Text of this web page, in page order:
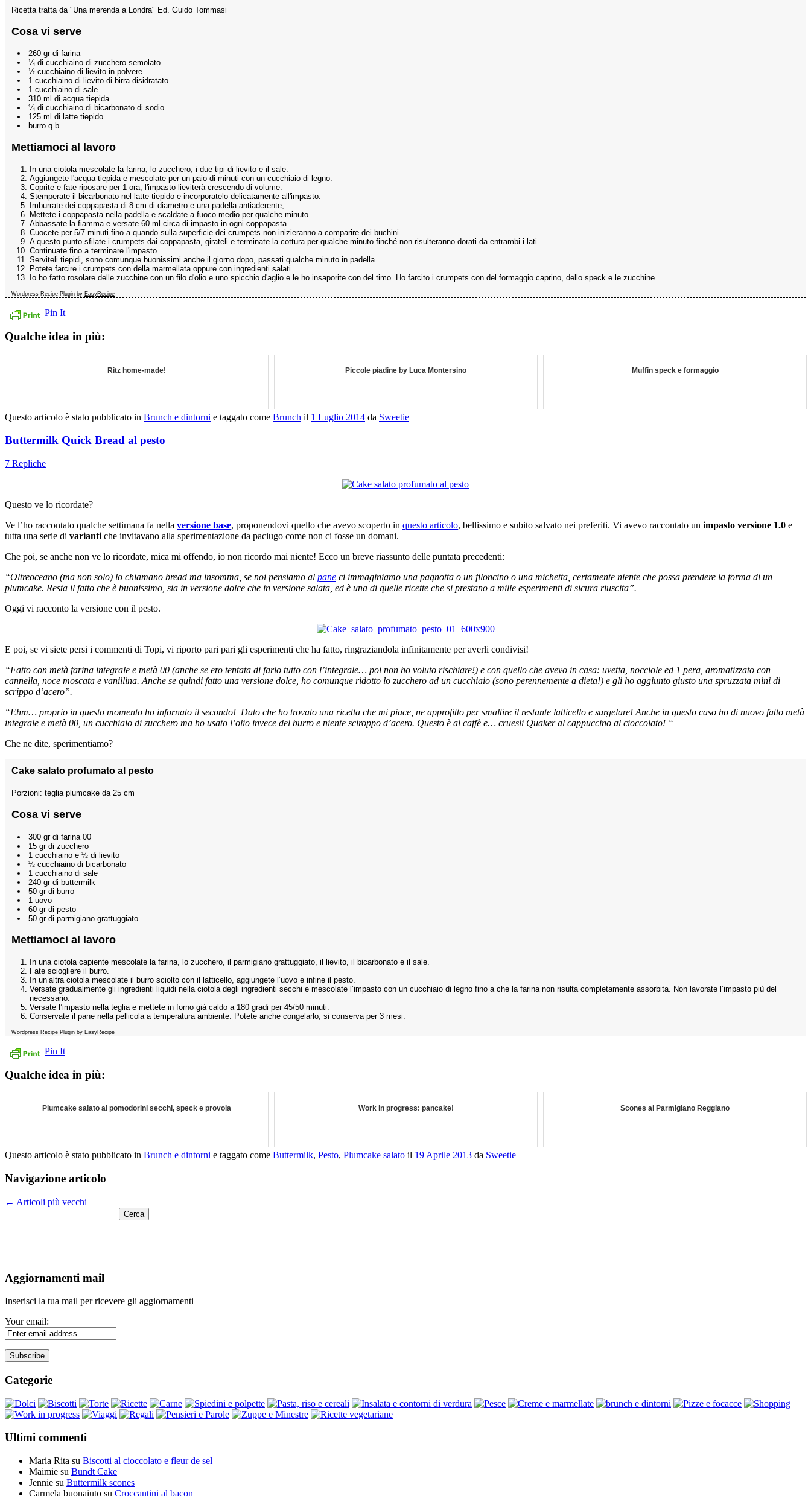
Ricetta tratta da "Una merenda a Londra" Ed. Guido Tommasi
Cosa vi serve
260 gr di farina
¼ di cucchiaino di zucchero semolato
½ cucchiaino di lievito in polvere
1 cucchiaino di lievito di birra disidratato
1 cucchiaino di sale
310 ml di acqua tiepida
¼ di cucchiaino di bicarbonato di sodio
125 ml di latte tiepido
burro q.b.
Mettiamoci al lavoro
In una ciotola mescolate la farina, lo zucchero, i due tipi di lievito e il sale.
Aggiungete l'acqua tiepida e mescolate per un paio di minuti con un cucchiaio di legno.
Coprite e fate riposare per 1 ora, l'impasto lieviterà crescendo di volume.
Stemperate il bicarbonato nel latte tiepido e incorporatelo delicatamente all'impasto.
Imburrate dei coppapasta di 8 cm di diametro e una padella antiaderente,
Mettete i coppapasta nella padella e scaldate a fuoco medio per qualche minuto.
Abbassate la fiamma e versate 60 ml circa di impasto in ogni coppapasta.
Cuocete per 5/7 minuti fino a quando sulla superficie dei crumpets non inizieranno a comparire dei buchini.
A questo punto sfilate i crumpets dai coppapasta, girateli e terminate la cottura per qualche minuto finché non risulteranno dorati da entrambi i lati.
Continuate fino a terminare l'impasto.
Serviteli tiepidi, sono comunque buonissimi anche il giorno dopo, passati qualche minuto in padella.
Potete farcire i crumpets con della marmellata oppure con ingredienti salati.
Io ho fatto rosolare delle zucchine con un filo d'olio e uno spicchio d'aglio e le ho insaporite con del timo. Ho farcito i crumpets con del formaggio caprino, dello speck e le zucchine.
Wordpress Recipe Plugin by EasyRecipe
Pin It
Qualche idea in più:
Ritz home-made! Piccole piadine by Luca Montersino Muffin speck e formaggio
Questo articolo è stato pubblicato in Brunch e dintorni e taggato come Brunch il 1 Luglio 2014 da Sweetie
Buttermilk Quick Bread al pesto
7 Repliche
Questo ve lo ricordate?
Ve l’ho raccontato qualche settimana fa nella versione base, proponendovi quello che avevo scoperto in questo articolo, bellissimo e subito salvato nei preferiti. Vi avevo raccontato un impasto versione 1.0 e
tutta una serie di varianti che invitavano alla sperimentazione da paciugo come non ci fosse un domani.
Che poi, se anche non ve lo ricordate, mica mi offendo, io non ricordo mai niente! Ecco un breve riassunto delle puntata precedenti:
“Oltreoceano (ma non solo) lo chiamano bread ma insomma, se noi pensiamo al pane ci immaginiamo una pagnotta o un filoncino o una michetta, certamente niente che possa prendere la forma di un
plumcake. Resta il fatto che è buonissimo, sia in versione dolce che in versione salata, ed è una di quelle ricette che si prestano a mille esperimenti di sicura riuscita”.
Oggi vi racconto la versione con il pesto.
E poi, se vi siete persi i commenti di Topi, vi riporto pari pari gli esperimenti che ha fatto, ringraziandola infinitamente per averli condivisi!
“Fatto con metà farina integrale e metà 00 (anche se ero tentata di farlo tutto con l’integrale… poi non ho voluto rischiare!) e con quello che avevo in casa: uvetta, nocciole ed 1 pera, aromatizzato con
cannella, noce moscata e vanillina. Anche se quindi fatto una versione dolce, ho comunque ridotto lo zucchero ad un cucchiaio (sono perennemente a dieta!) e gli ho aggiunto giusto una spruzzata mini di
scrippo d’acero”.
“Ehm… proprio in questo momento ho infornato il secondo! Dato che ho trovato una ricetta che mi piace, ne approfitto per smaltire il restante latticello e surgelare! Anche in questo caso ho di nuovo fatto metà
integrale e metà 00, un cucchiaio di zucchero ma ho usato l’olio invece del burro e niente sciroppo d’acero. Questo è al caffè e… cruesli Quaker al cappuccino al cioccolato! “
Che ne dite, sperimentiamo?
Cake salato profumato al pesto
Porzioni: teglia plumcake da 25 cm
Cosa vi serve
300 gr di farina 00
15 gr di zucchero
1 cucchiaino e ½ di lievito
½ cucchiaino di bicarbonato
1 cucchiaino di sale
240 gr di buttermilk
50 gr di burro
1 uovo
60 gr di pesto
50 gr di parmigiano grattuggiato
Mettiamoci al lavoro
In una ciotola capiente mescolate la farina, lo zucchero, il parmigiano grattuggiato, il lievito, il bicarbonato e il sale.
Fate sciogliere il burro.
In un’altra ciotola mescolate il burro sciolto con il latticello, aggiungete l’uovo e infine il pesto.
Versate gradualmente gli ingredienti liquidi nella ciotola degli ingredienti secchi e mescolate l’impasto con un cucchiaio di legno fino a che la farina non risulta completamente assorbita. Non lavorate l’impasto più del
necessario.
Versate l’impasto nella teglia e mettete in forno già caldo a 180 gradi per 45/50 minuti.
Conservate il pane nella pellicola a temperatura ambiente. Potete anche congelarlo, si conserva per 3 mesi.
Wordpress Recipe Plugin by EasyRecipe
Pin It
Qualche idea in più:
Plumcake salato ai pomodorini secchi, speck e provola Work in progress: pancake! Scones al Parmigiano Reggiano
Questo articolo è stato pubblicato in Brunch e dintorni e taggato come Buttermilk, Pesto, Plumcake salato il 19 Aprile 2013 da Sweetie
Navigazione articolo
← Articoli più vecchi
per:
Aggiornamenti mail
Inserisci la tua mail per ricevere gli aggiornamenti
Your email:
Categorie
Ultimi commenti
Maria Rita su Biscotti al cioccolato e fleur de sel
Maimie su Bundt Cake
Jennie su Buttermilk scones
Carmela buonaiuto su Croccantini al bacon